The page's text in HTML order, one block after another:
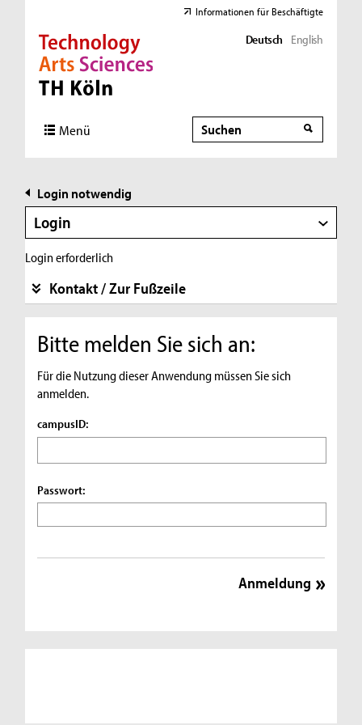
Direkt zur Hauptnavigation
Direkt zur Subnavigation
Direkt zum Inhalt
Direkt zum Fußbereich
Informationen für Beschäftigte
Deutsch English
Menü Suche
Suche
Login notwendig
Login
Login erforderlich
Kontakt / Zur Fußzeile
Bitte melden Sie sich an:
Für die Nutzung dieser Anwendung müssen Sie sich
anmelden.
campusID:
Passwort: